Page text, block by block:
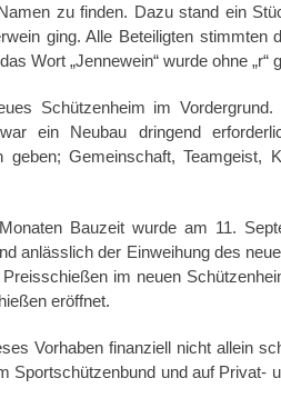
zu finden. Dazu stand ein
ging. Alle Beteiligten stimmten
Wort „Jennewein“ wurde ohne „r“
Schützenheim im
ein Neubau dringend
Gemeinschaft, Teamgeist,
Bauzeit wurde am 11.
anlässlich der Einweihung des
im neuen
eröffnet.
Vorhaben finanziell nicht allein
Sportschützenbund und auf Privat-